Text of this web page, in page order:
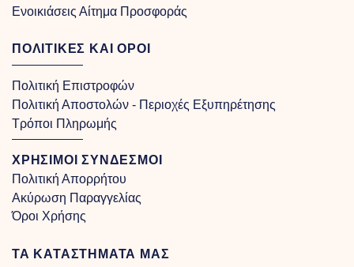
Ενοικιάσεις Αίτημα Προσφοράς
ΠΟΛΙΤΙΚΕΣ ΚΑΙ ΟΡΟΙ
Πολιτική Επιστροφών
Πολιτική Αποστολών - Περιοχές Εξυπηρέτησης
Τρόποι Πληρωμής
ΧΡΗΣΙΜΟΙ ΣΥΝΔΕΣΜΟΙ
Πολιτική Απορρήτου
Ακύρωση Παραγγελίας
Όροι Χρήσης
ΤΑ ΚΑΤΑΣΤΗΜΑΤΑ ΜΑΣ